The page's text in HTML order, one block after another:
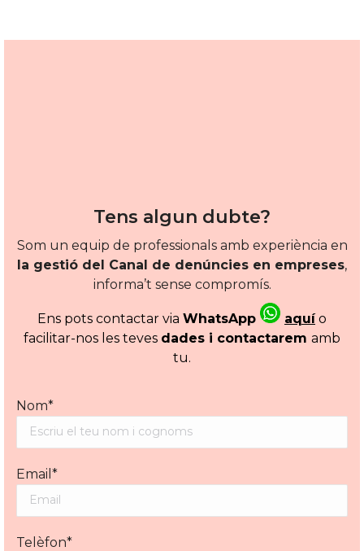
Tens algun dubte?
Som un equip de professionals amb experiència en
la gestió del Canal de denúncies en empreses,
informa’t sense compromís.
Ens pots contactar via WhatsApp aquío
facilitar-nos les teves dades i contactarem amb
tu.
Nom*
Email*
Telèfon*